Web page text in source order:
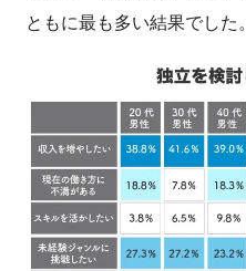
ともに最も多い結果でした。